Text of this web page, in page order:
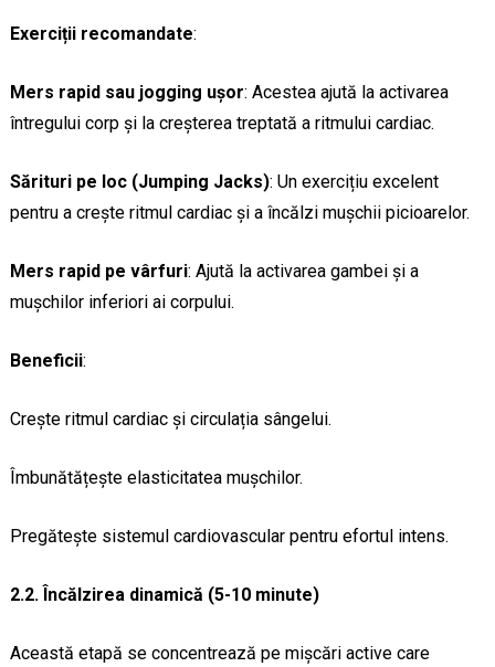
Exerciții recomandate:
Mers rapid sau jogging ușor: Acestea ajută la activarea
întregului corp și la creșterea treptată a ritmului cardiac.
Sărituri pe loc (Jumping Jacks): Un exercițiu excelent
pentru a crește ritmul cardiac și a încălzi mușchii picioarelor.
Mers rapid pe vârfuri: Ajută la activarea gambei și a
mușchilor inferiori ai corpului.
Beneficii:
Crește ritmul cardiac și circulația sângelui.
Îmbunătățește elasticitatea mușchilor.
Pregătește sistemul cardiovascular pentru efortul intens.
2.2. Încălzirea dinamică (5-10 minute)
Această etapă se concentrează pe mișcări active care